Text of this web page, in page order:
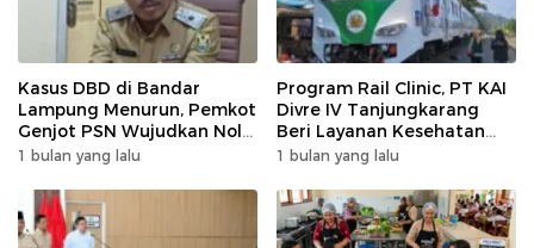
Kasus DBD di Bandar
Lampung Menurun, Pemkot
Genjot PSN Wujudkan Nol
Kematian
1 bulan yang lalu
Program Rail Clinic, PT KAI
Divre IV Tanjungkarang
Beri Layanan Kesehatan
Gratis 250 Warga
1 bulan yang lalu